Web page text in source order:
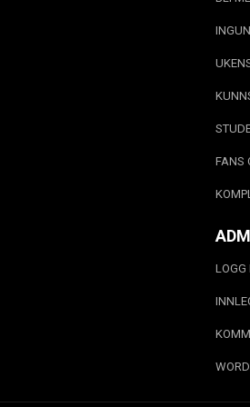
FANS
LOGG